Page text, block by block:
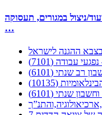
ניצול במגורים, תעסוקה
…
ההגנה לישראל
עבודה (7101)
רב שנתי (6101)
(10135)
שנתי (6101)